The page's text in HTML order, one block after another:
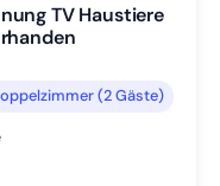
TV Haustiere
(2 Gäste)